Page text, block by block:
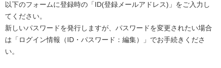
以下のフォームに登録時の「ID(登録メールアドレス)」をご入力し
てください。
新しいパスワードを発行しますが、パスワードを変更されたい場合
は「ログイン情報（ID・パスワード：編集）」でお手続きくださ
い。